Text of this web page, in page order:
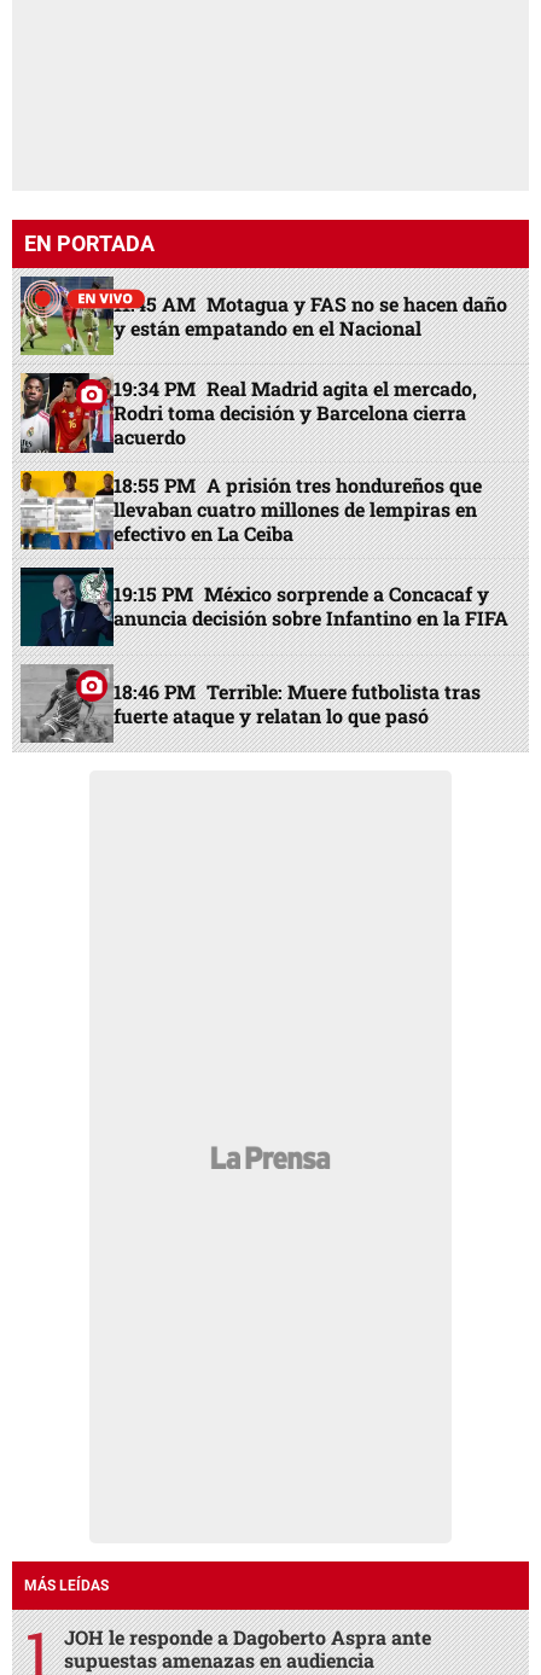
EN PORTADA
11:45 AM Motagua y FAS no se hacen daño
y están empatando en el Nacional
19:34 PM Real Madrid agita el mercado,
Rodri toma decisión y Barcelona cierra
acuerdo
18:55 PM A prisión tres hondureños que
llevaban cuatro millones de lempiras en
efectivo en La Ceiba
19:15 PM México sorprende a Concacaf y
anuncia decisión sobre Infantino en la FIFA
18:46 PM Terrible: Muere futbolista tras
fuerte ataque y relatan lo que pasó
MÁS LEÍDAS
JOH le responde a Dagoberto Aspra ante
supuestas amenazas en audiencia